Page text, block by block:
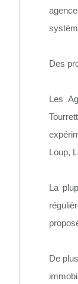
Des
Les
Loup,
La
De